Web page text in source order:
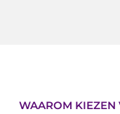
WAAROM KIEZEN